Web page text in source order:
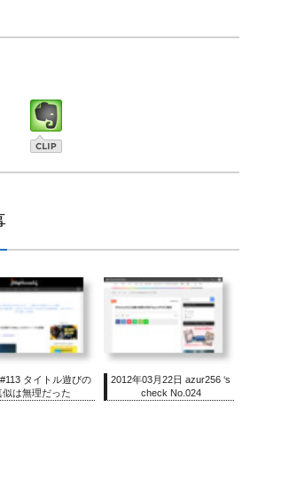
タイトル遊びの
似は無理だった
2012年03月22日 azur256 ‘s
check No.024